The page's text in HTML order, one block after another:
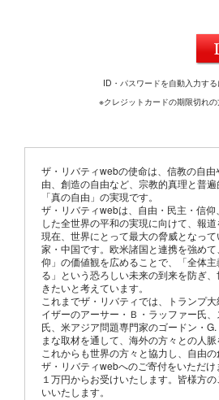
ID・パスワードを自動入力する
※クレジットカードの期限切れ
ザ・リバティwebの使命は、信教の自由
由、創造の自由など、宗教的真理と普
「真の自由」の実現です。
ザ・リバティwebは、自由・民主・信
した全世界の平和の実現に向けて、報道
現在、世界にとって最大の脅威となっ
家・中国です。欧米諸国と連携を強め
仰」の価値観を広めることで、「全体
る」という恐ろしい未来の到来を防ぎ
きたいと考えています。
これまでザ・リバティでは、トランプ
イザーのアーサー・Ｂ・ラッファー氏
氏、米アジア問題専門家のゴードン・
まな取材を通して、海外の方々との人脈
これからも世界の方々と協力し、自由の
ザ・リバティwebへのご寄付をいただけ
１万円からお受けいたします。皆様方
いいたします。